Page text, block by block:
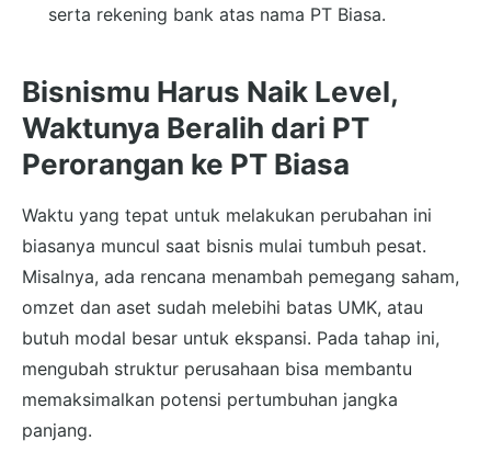
serta rekening bank atas nama PT Biasa.
Bisnismu Harus Naik Level,
Waktunya Beralih dari PT
Perorangan ke PT Biasa
Waktu yang tepat untuk melakukan perubahan ini
biasanya muncul saat bisnis mulai tumbuh pesat.
Misalnya, ada rencana menambah pemegang saham,
omzet dan aset sudah melebihi batas UMK, atau
butuh modal besar untuk ekspansi. Pada tahap ini,
mengubah struktur perusahaan bisa membantu
memaksimalkan potensi pertumbuhan jangka
panjang.